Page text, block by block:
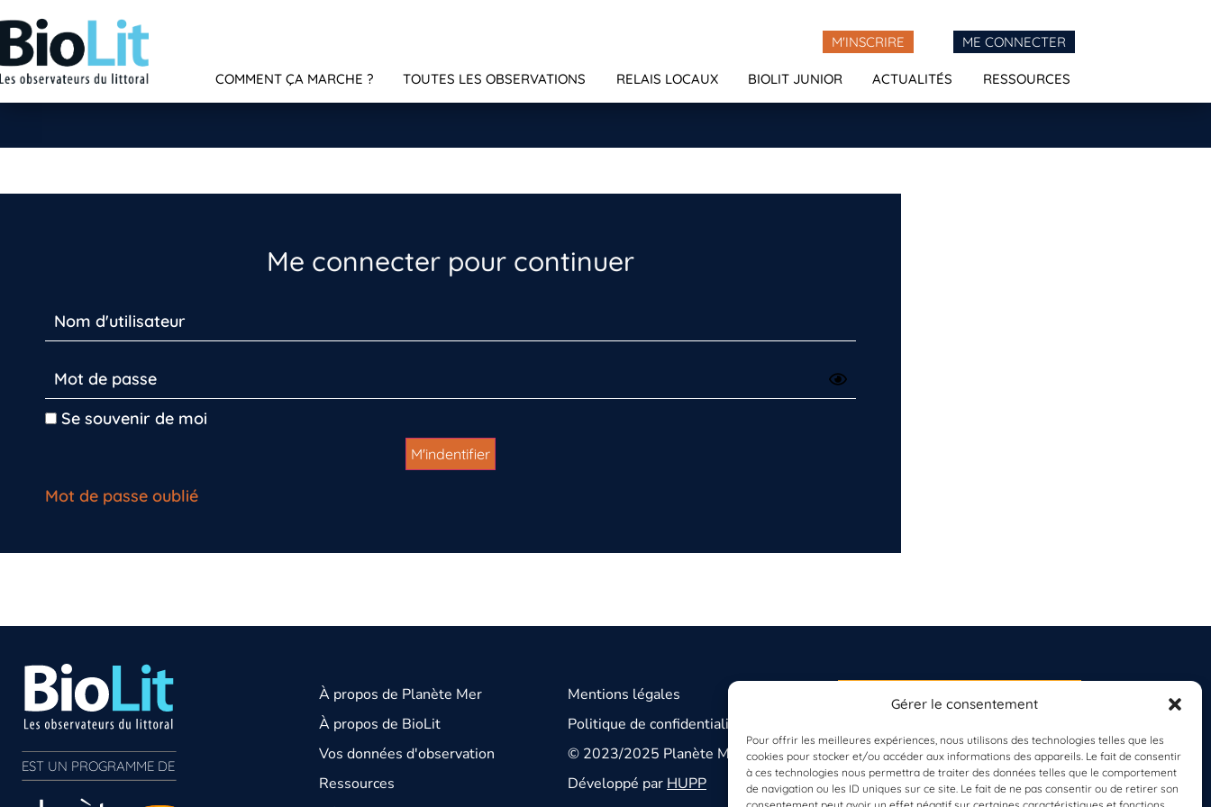
Gérer le consentement
Pour offrir les meilleures expériences, nous utilisons des technologies telles que les
cookies pour stocker et/ou accéder aux informations des appareils. Le fait de consentir
à ces technologies nous permettra de traiter des données telles que le comportement
de navigation ou les ID uniques sur ce site. Le fait de ne pas consentir ou de retirer son
M'INSCRIRE ME CONNECTER
COMMENT ÇA MARCHE ? TOUTES LES OBSERVATIONS RELAIS LOCAUX BIOLIT JUNIOR ACTUALITÉS RESSOURCES
Me connecter pour continuer
Se souvenir de moi
Mot de passe oublié
EST UN PROGRAMME DE
À propos de Planète Mer
À propos de BioLit
Vos données d'observation
Ressources
Mentions légales
Politique de confidentialité
© 2023/2025 Planète Mer
Développé parHUPP
S'INSCRIRE À LA
PLANÈTE MER